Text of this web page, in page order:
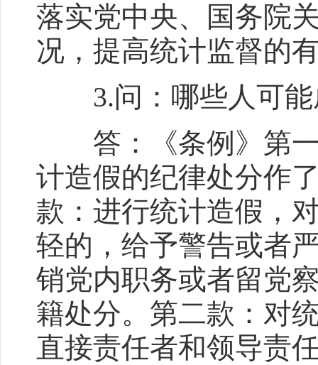
落实党中央、国务院
况，提高统计监督的
3.问：哪些人可能
答：《条例》第一
计造假的纪律处分作
款：进行统计造假，
轻的，给予警告或者
销党内职务或者留党
籍处分。第二款：对
直接责任者和领导责